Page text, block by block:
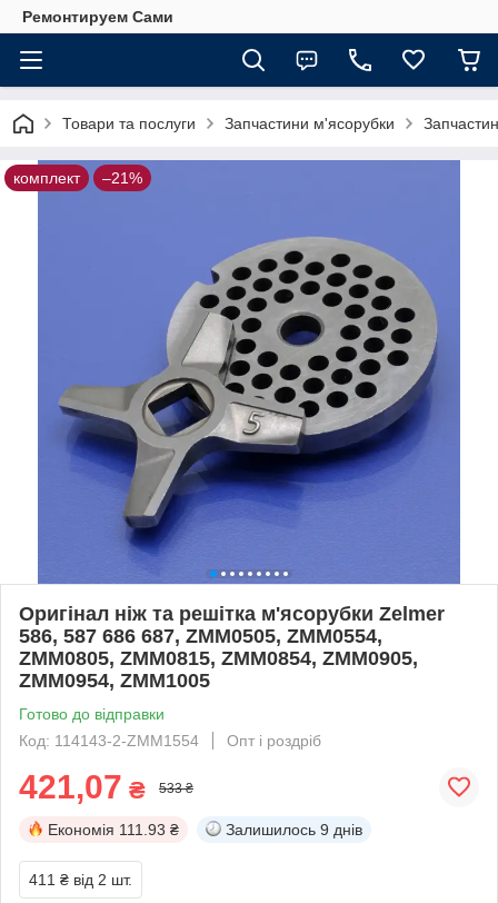
Ремонтируем Сами
Товари та послуги Запчастини м'ясорубки
комплект –21%
Оригінал ніж та решітка м'ясорубки Zelmer
586, 587 686 687, ZMM0505, ZMM0554,
ZMM0805, ZMM0815, ZMM0854, ZMM0905,
ZMM0954, ZMM1005
Готово до відправки
Код: 114143-2-ZMM1554
Опт і роздріб
421,07 ₴ 533 ₴
Економія 111.93 ₴ Залишилось 9 днів
411 ₴ від 2 шт.